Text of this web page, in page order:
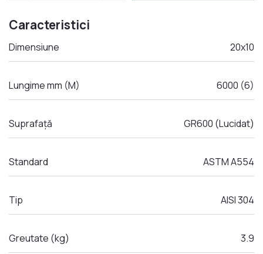
Caracteristici
Dimensiune 20x10
Lungime mm (M) 6000 (6)
Suprafață GR600 (Lucidat)
Standard ASTM A554
Tip AISI 304
Greutate (kg) 3.9